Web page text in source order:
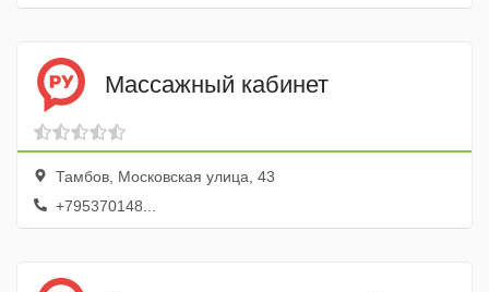
Массажный кабинет
Тамбов, Московская улица, 43
+795370148...